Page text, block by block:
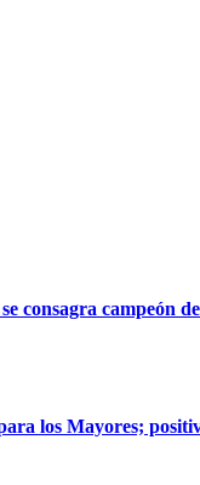
consagra campeón
los Mayores;